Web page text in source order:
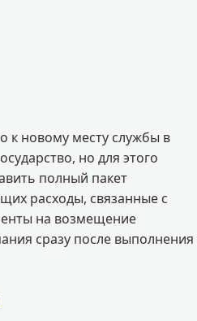
к новому месту службы в
но для этого
полный пакет
расходы, связанные с
на возмещение
сразу после выполнения